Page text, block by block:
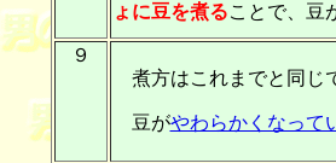
ょに豆を煮ることで、豆
９
煮方はこれまでと同じ
豆がやわらかくなって